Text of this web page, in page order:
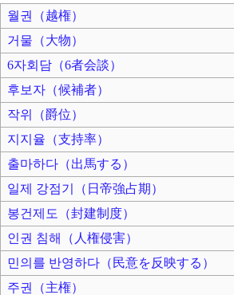
월권（越権）
거물（大物）
6자회담（6者会談）
후보자（候補者）
작위（爵位）
지지율（支持率）
출마하다（出馬する）
일제 강점기（日帝強占期）
봉건제도（封建制度）
인권 침해（人権侵害）
민의를 반영하다（民意を反映する）
주권（主権）